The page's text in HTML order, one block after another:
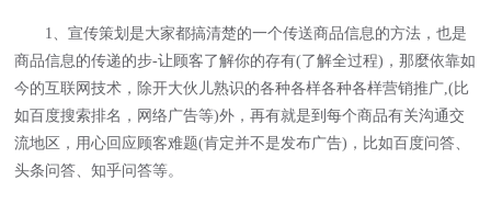
1、宣传策划是大家都搞清楚的一个传送商品信息的方法，也是
商品信息的传递的步-让顾客了解你的存有(了解全过程)，那麼依靠如
今的互联网技术，除开大伙儿熟识的各种各样各种各样营销推广,(比
如百度搜索排名，网络广告等)外，再有就是到每个商品有关沟通交
流地区，用心回应顾客难题(肯定并不是发布广告)，比如百度问答、
头条问答、知乎问答等。